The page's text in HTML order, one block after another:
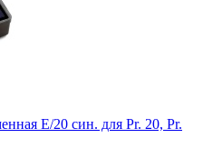
E/20 син. для Pr. 20, Pr.